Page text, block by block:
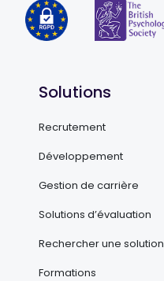
Solutions
Recrutement
Développement
Gestion de carrière
Solutions d’évaluation
Rechercher une solution
Formations